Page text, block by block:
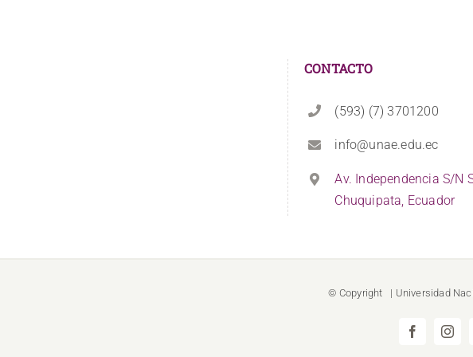
CONTACTO
(593) (7) 3701200
info@unae.edu.ec
Av. Independencia S/N
Chuquipata, Ecuador
© Copyright | Universidad
Facebook